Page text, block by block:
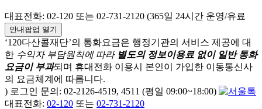
대표전화: 02-120 또는 02-731-2120 (365일 24시간 운영/유료
안내팝업 열기
‘120다산콜재단’의 통화요금은 행정기관의 서비스 제공에 대
한 수익자 부담원칙에 따라 별도의 정보이용료 없이 일반 통화
요금이 부과되며 휴대전화 이용시 본인이 가입한 이동통신사
의 요금체계에 따릅니다.
) 로그인 문의: 02-2126-4519, 4511 (평일 09:00~18:00)
대표전화: 02-120 또는 02-731-2120